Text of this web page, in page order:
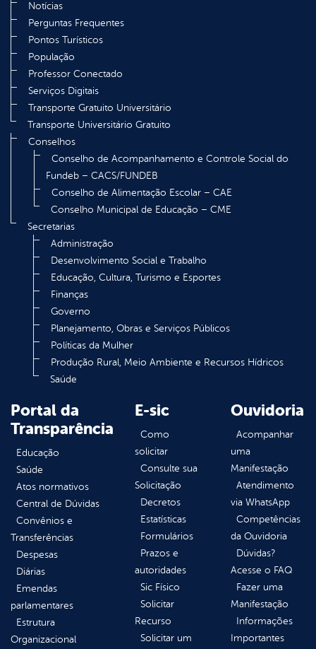
Notícias
Perguntas Frequentes
Pontos Turísticos
População
Professor Conectado
Serviços Digitais
Transporte Gratuito Universitário
Transporte Universitário Gratuito
Conselhos
Conselho de Acompanhamento e Controle Social do
Fundeb – CACS/FUNDEB
Conselho de Alimentação Escolar – CAE
Conselho Municipal de Educação – CME
Secretarias
Administração
Desenvolvimento Social e Trabalho
Educação, Cultura, Turismo e Esportes
Finanças
Governo
Planejamento, Obras e Serviços Públicos
Políticas da Mulher
Produção Rural, Meio Ambiente e Recursos Hídricos
Saúde
Portal da
Transparência
Educação
Saúde
Atos normativos
Central de Dúvidas
Convênios e
Transferências
Despesas
Diárias
Emendas
parlamentares
Estrutura
Organizacional
E-sic
Como
solicitar
Consulte sua
Solicitação
Decretos
Estatísticas
Formulários
Prazos e
autoridades
Sic Físico
Solicitar
Recurso
Solicitar um
Ouvidoria
Acompanhar
uma
Manifestação
Atendimento
via WhatsApp
Competências
da Ouvidoria
Dúvidas?
Acesse o FAQ
Fazer uma
Manifestação
Informações
Importantes